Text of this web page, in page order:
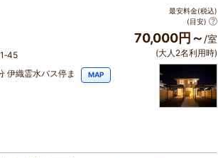
伊織霊水バス停ま
MAP
最安料金(税込)
(目安)
70,000円～ /室
(大人2名利用時)